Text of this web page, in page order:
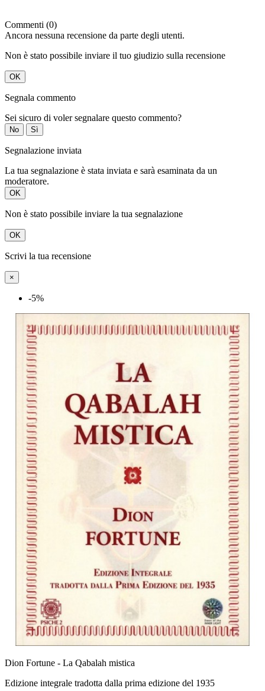
Commenti (0)
Ancora nessuna recensione da parte degli utenti.
Non è stato possibile inviare il tuo giudizio sulla recensione
OK
Segnala commento
Sei sicuro di voler segnalare questo commento?
No Sì
Segnalazione inviata
La tua segnalazione è stata inviata e sarà esaminata da un
moderatore.
OK
Non è stato possibile inviare la tua segnalazione
OK
Scrivi la tua recensione
×
-5%
Dion Fortune - La Qabalah mistica
Edizione integrale tradotta dalla prima edizione del 1935